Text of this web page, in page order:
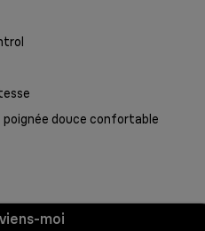
douce confortable
moi